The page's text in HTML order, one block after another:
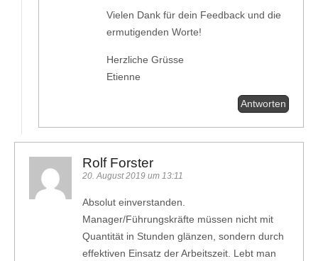
Vielen Dank für dein Feedback und die
ermutigenden Worte!
Herzliche Grüsse
Etienne
Antworten
Rolf Forster
20. August 2019 um 13:11
Absolut einverstanden.
Manager/Führungskräfte müssen nicht mit
Quantität in Stunden glänzen, sondern durch
effektiven Einsatz der Arbeitszeit. Lebt man